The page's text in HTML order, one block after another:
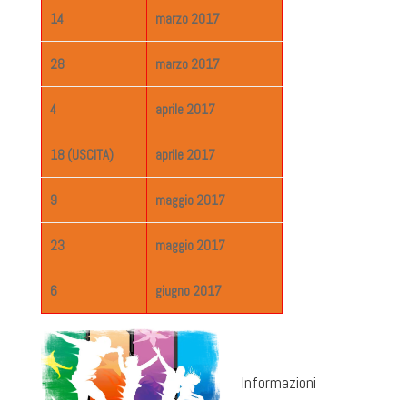
14 marzo 2017
28 marzo 2017
4 aprile 2017
18 (USCITA) aprile 2017
9 maggio 2017
23 maggio 2017
6 giugno 2017
Informazioni